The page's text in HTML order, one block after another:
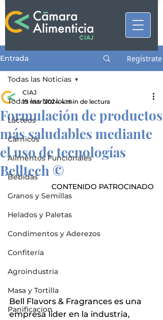
Entrada Regístrate
Todas las Noticias
Lácteos
Cárnicos
Alimentos Funcionales
Bebidas
Granos y Semillas
Helados y Paletas
Condimentos y Aderezos
Confitería
Agroindustria
Masa y Tortilla
Panificacion
Todas las Noticias
Formulación de productos
más saludables mediante
el uso de tecnologías
Belltech ©
CIAJ
19 mar 2024 4 min de lectura
CONTENIDO PATROCINADO
Bell Flavors & Fragrances es una
empresa líder en la industria,